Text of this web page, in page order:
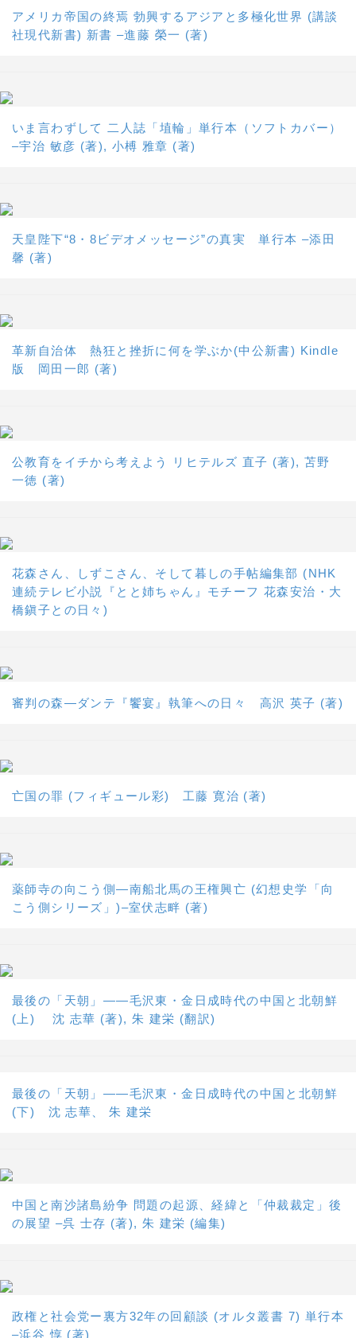
アメリカ帝国の終焉 勃興するアジアと多極化世界 (講談
社現代新書) 新書 –進藤 榮一 (著)
いま言わずして 二人誌「埴輪」単行本（ソフトカバー）
–宇治 敏彦 (著), 小榑 雅章 (著)
天皇陛下“8・8ビデオメッセージ”の真実 単行本 –添田
馨 (著)
革新自治体 熱狂と挫折に何を学ぶか(中公新書) Kindle
版 岡田一郎 (著)
公教育をイチから考えよう リヒテルズ 直子 (著), 苫野
一徳 (著)
花森さん、しずこさん、そして暮しの手帖編集部 (NHK
連続テレビ小説『とと姉ちゃん』モチーフ 花森安治・大
橋鎭子との日々)
審判の森―ダンテ『饗宴』執筆への日々 高沢 英子 (著)
亡国の罪 (フィギュール彩) 工藤 寛治 (著)
薬師寺の向こう側―南船北馬の王権興亡 (幻想史学「向
こう側シリーズ」)–室伏志畔 (著)
最後の「天朝」――毛沢東・金日成時代の中国と北朝鮮
(上) 沈 志華 (著), 朱 建栄 (翻訳)
最後の「天朝」――毛沢東・金日成時代の中国と北朝鮮
(下) 沈 志華、 朱 建栄
中国と南沙諸島紛争 問題の起源、経緯と「仲裁裁定」後
の展望 –呉 士存 (著), 朱 建栄 (編集)
政権と社会党ー裏方32年の回顧談 (オルタ叢書 7) 単行本
–浜谷 惇 (著)